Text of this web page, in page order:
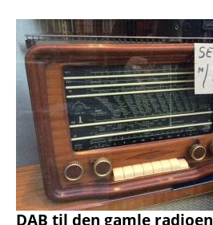
DAB til den gamle radioen